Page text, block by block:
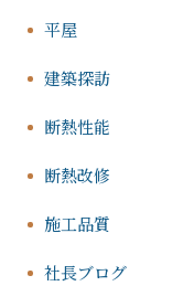
平屋
建築探訪
断熱性能
断熱改修
施工品質
社長ブログ